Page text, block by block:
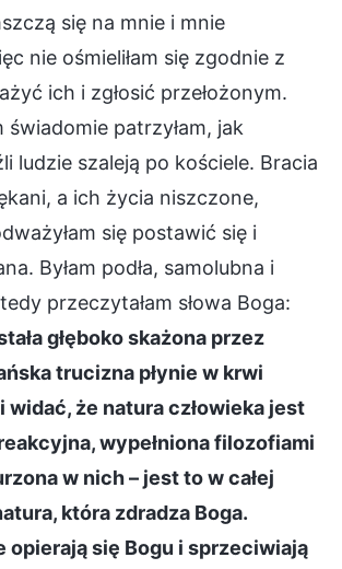
się na mnie i mnie
nie ośmieliłam się zgodnie z
ich i zgłosić przełożonym.
świadomie patrzyłam, jak
ludzie szaleją po kościele. Bracia
a ich życia niszczone,
się postawić się i
Byłam podła, samolubna i
przeczytałam słowa Boga:
głęboko skażona przez
trucizna płynie w krwi
widać, że natura człowieka jest
wypełniona filozofiami
w nich – jest to w całej
która zdradza Boga.
opierają się Bogu i sprzeciwiają